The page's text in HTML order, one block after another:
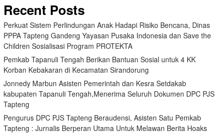
Recent Posts
Perkuat Sistem Perlindungan Anak Hadapi Risiko Bencana, Dinas
PPPA Tapteng Gandeng Yayasan Pusaka Indonesia dan Save the
Children Sosialisasi Program PROTEKTA
Pemkab Tapanuli Tengah Berikan Bantuan Sosial untuk 4 KK
Korban Kebakaran di Kecamatan Sirandorung
Jonnedy Marbun Asisten Pemerintah dan Kesra Setdakab
kabupaten Tapanuli Tengah,Menerima Seluruh Dokumen DPC PJS
Tapteng
Pengurus DPC PJS Tapteng Beraudensi, Asisten Satu Pemkab
Tapteng : Jurnalis Berperan Utama Untuk Melawan Berita Hoaks